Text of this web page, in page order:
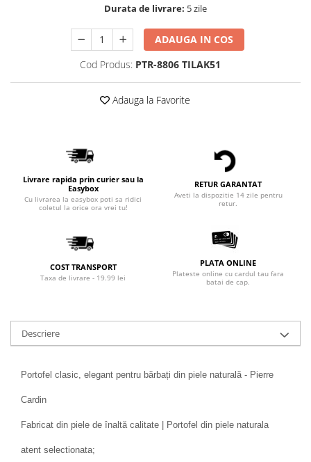
Durata de livrare: 5 zile
ADAUGA IN COS
Cod Produs: PTR-8806 TILAK51
Adauga la Favorite
Livrare rapida prin curier sau la
Easybox
Cu livrarea la easybox poti sa ridici
coletul la orice ora vrei tu!
RETUR GARANTAT
Aveti la dispozitie 14 zile pentru
retur.
COST TRANSPORT
Taxa de livrare - 19.99 lei
PLATA ONLINE
Plateste online cu cardul tau fara
batai de cap.
Descriere
Portofel clasic, elegant pentru bărbați din piele naturală - Pierre
Cardin
Fabricat din piele de înaltă calitate | Portofel din piele naturala
atent selectionata;